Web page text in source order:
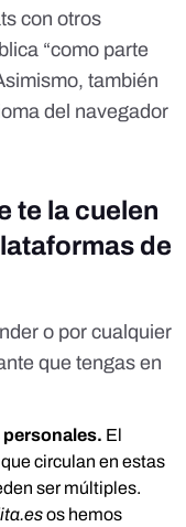
con otros
“como parte
también
del navegador
te la cuelen
de
o por cualquier
que tengas en
El
circulan en estas
ser múltiples.
os hemos